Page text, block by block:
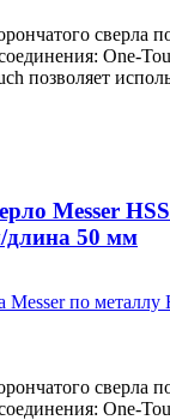
сверла
One-
позволяет
Messer
длина 50 мм
Messer по
сверла
One-